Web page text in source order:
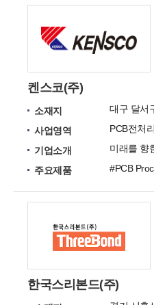
켄스코(주)
소재지
대구 달서
사업영역
기업소개
주요제품
한국스리본드(주)